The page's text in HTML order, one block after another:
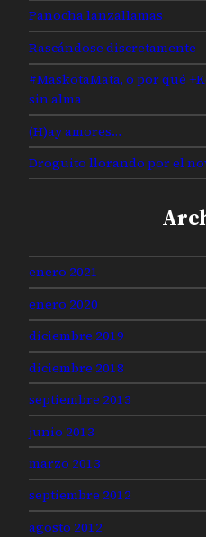
Panocha lanzallamas
Rascándose discretamente
#MaskotaMata, o por qué
sin alma
(H)ay amores…
Droguito llorando por el
enero 2021
enero 2020
diciembre 2019
diciembre 2018
septiembre 2013
junio 2013
marzo 2013
septiembre 2012
agosto 2012